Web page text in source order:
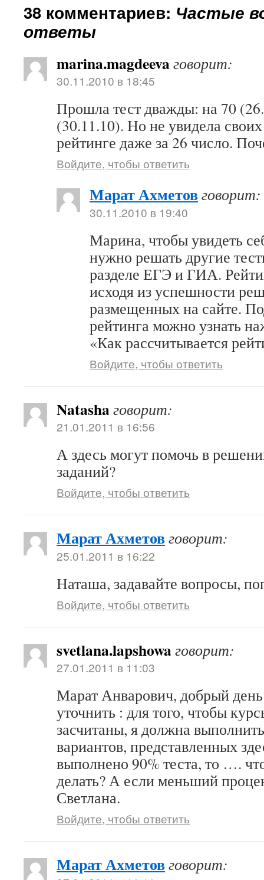
38 комментариев: Частые
ответы
marina.magdeevaговорит:
30.11.2010 в 18:45
Прошла тест дважды: на 70
(30.11.10). Но не увидела
рейтинге даже за 26 число.
Войдите, чтобы ответить
Марат Ахметовговорит:
30.11.2010 в 19:40
Марина, чтобы увидеть
нужно решать другие
разделе ЕГЭ и ГИА.
исходя из успешности
размещенных на сайте.
рейтинга можно узнать
«Как рассчитывается
Войдите, чтобы ответить
Natashaговорит:
21.01.2011 в 16:56
А здесь могут помочь в
заданий?
Войдите, чтобы ответить
Марат Ахметовговорит:
25.01.2011 в 16:22
Наташа, задавайте вопросы,
Войдите, чтобы ответить
svetlana.lapshowaговорит:
27.01.2011 в 11:03
Марат Анварович, добрый
уточнить : для того, чтобы
засчитаны, я должна
вариантов, представленных
выполнено 90% теста, то ….
делать? А если меньший
Светлана.
Войдите, чтобы ответить
Марат Ахметовговорит: